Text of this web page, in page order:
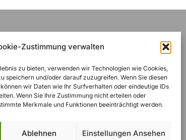
Zustimmung verwalten
zu bieten, verwenden wir Technologien wie Cookies,
speichern und/oder darauf zuzugreifen. Wenn Sie diesen
wir Daten wie Ihr Surfverhalten oder eindeutige IDs
Wenn Sie Ihre Zustimmung nicht erteilen oder
Merkmale und Funktionen beeinträchtigt werden.
Ablehnen Einstellungen Ansehen